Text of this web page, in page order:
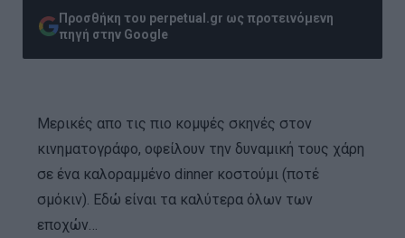
Προσθήκη του perpetual.gr ως προτεινόμενη
πηγή στην Google
Μερικές απο τις πιο κομψές σκηνές στον
κινηματογράφο, οφείλουν την δυναμική τους χάρη
σε ένα καλοραμμένο dinner κοστούμι (ποτέ
σμόκιν). Εδώ είναι τα καλύτερα όλων των
εποχών…